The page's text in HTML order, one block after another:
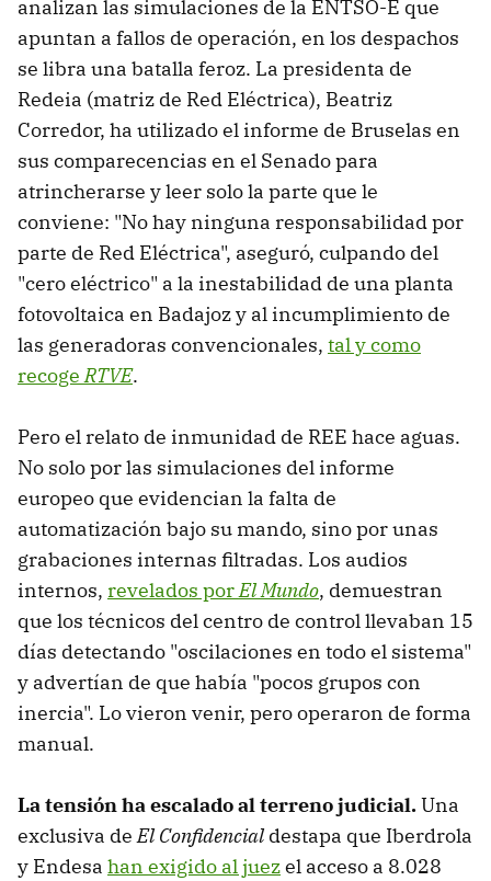
analizan las simulaciones de la ENTSO-E que
apuntan a fallos de operación, en los despachos
se libra una batalla feroz. La presidenta de
Redeia (matriz de Red Eléctrica), Beatriz
Corredor, ha utilizado el informe de Bruselas en
sus comparecencias en el Senado para
atrincherarse y leer solo la parte que le
conviene: "No hay ninguna responsabilidad por
parte de Red Eléctrica", aseguró, culpando del
"cero eléctrico" a la inestabilidad de una planta
fotovoltaica en Badajoz y al incumplimiento de
las generadoras convencionales, tal y como
recogeRTVE.
Pero el relato de inmunidad de REE hace aguas.
No solo por las simulaciones del informe
europeo que evidencian la falta de
automatización bajo su mando, sino por unas
grabaciones internas filtradas. Los audios
internos, revelados porElMundo, demuestran
que los técnicos del centro de control llevaban 15
días detectando "oscilaciones en todo el sistema"
y advertían de que había "pocos grupos con
inercia". Lo vieron venir, pero operaron de forma
manual.
La tensión ha escalado al terreno judicial.Una
exclusiva deEl Confidencialdestapa que Iberdrola
y Endesa han exigido al juezel acceso a 8.028